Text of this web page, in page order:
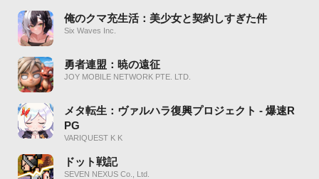
俺のクマ充生活：美少女と契約しすぎた件
Six Waves Inc.
勇者連盟：暁の遠征
JOY MOBILE NETWORK PTE. LTD.
メタ転生：ヴァルハラ復興プロジェクト - 爆速R
PG
VARIQUEST K K
ドット戦記
SEVEN NEXUS Co., Ltd.